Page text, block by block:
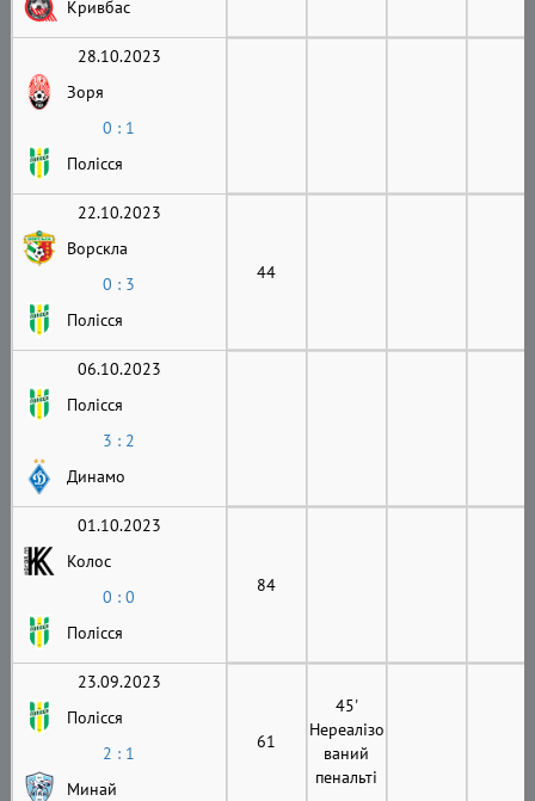
Кривбас
28.10.2023
Зоря
0 : 1
Полісся
22.10.2023
Ворскла
0 : 3
Полісся
44
06.10.2023
Полісся
3 : 2
Динамо
01.10.2023
Колос
0 : 0
Полісся
84
23.09.2023
Полісся
2 : 1
Минай
61
45'
Нереалізо
ваний
пенальті